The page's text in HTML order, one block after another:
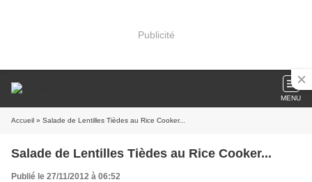
Publicité
MENU
Accueil » Salade de Lentilles Tièdes au Rice Cooker...
Salade de Lentilles Tièdes au Rice Cooker...
Publié le 27/11/2012 à 06:52